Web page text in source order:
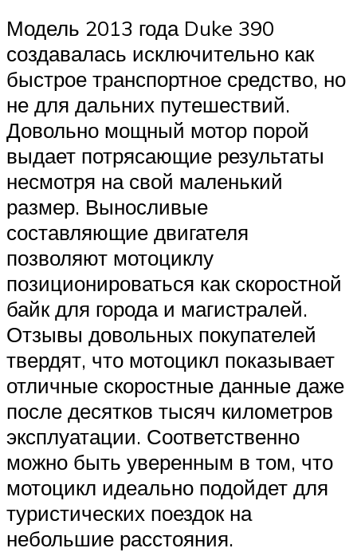
Модель 2013 года Duke 390
создавалась исключительно как
быстрое транспортное средство, но
не для дальних путешествий.
Довольно мощный мотор порой
выдает потрясающие результаты
несмотря на свой маленький
размер. Выносливые
составляющие двигателя
позволяют мотоциклу
позиционироваться как скоростной
байк для города и магистралей.
Отзывы довольных покупателей
твердят, что мотоцикл показывает
отличные скоростные данные даже
после десятков тысяч километров
эксплуатации. Соответственно
можно быть уверенным в том, что
мотоцикл идеально подойдет для
туристических поездок на
небольшие расстояния.